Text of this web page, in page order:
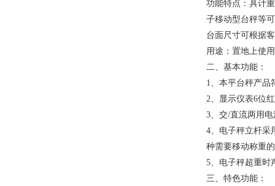
功能特点：具计
子移动型台秤等
台面尺寸可根据
用途：置地上使
二、基本功能：
1、本平台秤产品
2、显示仪表6位
3、交/直流两用
4、电子秤立杆采
种需要移动称重
5、电子秤超重时
三、特色功能：